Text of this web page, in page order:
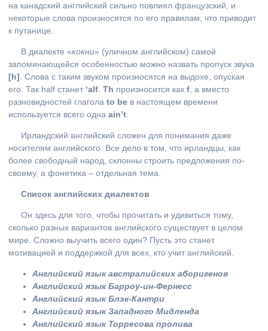
на канадский английский сильно повлиял французский, и
некоторые слова произносятся по его правилам, что приводит
к путанице.
В диалекте «кокни» (уличном английском) самой
запоминающейся особенностью можно назвать пропуск звука
[h] . Слова с таким звуком произносятся на выдохе, опуская
его. Так half станет ‘alf Th произносится как f , а вместо
разновидностей глагола to be в настоящем времени
используется всего одна ain’t
Ирландский английский сложен для понимания даже
носителям английского. Все дело в том, что ирландцы, как
более свободный народ, склонны строить предложения по-
своему, а фонетика – отдельная тема.
Список английских диалектов
Он здесь для того, чтобы прочитать и удивиться тому,
сколько разных вариантов английского существует в целом
мире. Сложно выучить всего один? Пусть это станет
мотивацией и поддержкой для всех, кто учит английский.
Английский язык австралийских аборигенов
Английский язык Барроу-ин-Фернесс
Английский язык Блэк-Кантри
Английский язык Западного Мидленда
Английский язык Торресова пролива